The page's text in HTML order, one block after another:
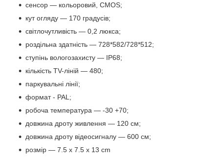
сенсор — кольоровий, CMOS;
кут огляду — 170 градусів;
світлочутливість — 0,2 люкса;
роздільна здатність — 728*582/728*512;
ступінь вологозахисту — IP68;
кількість TV-ліній — 480;
паркувальні лінії;
формат - PAL;
робоча температура — -30 +70;
довжина дроту живлення — 120 см;
довжина дроту відеосигналу — 600 см;
розмір — 7.5 x 7.5 x 13 cm